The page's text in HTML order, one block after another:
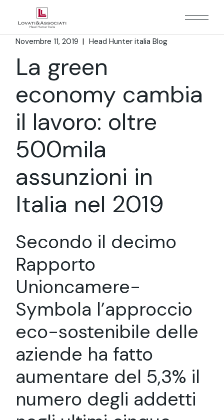
Novembre 11, 2019 Head Hunter italia Blog
La green
economy cambia
il lavoro: oltre
500mila
assunzioni in
Italia nel 2019
Secondo il decimo
Rapporto
Unioncamere-
Symbola l’approccio
eco-sostenibile delle
aziende ha fatto
aumentare del 5,3% il
numero degli addetti